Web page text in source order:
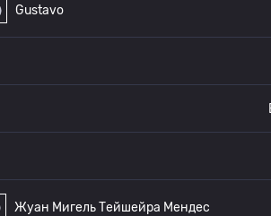
Gustavo
Жуан Мигель Тейшейра Мендес